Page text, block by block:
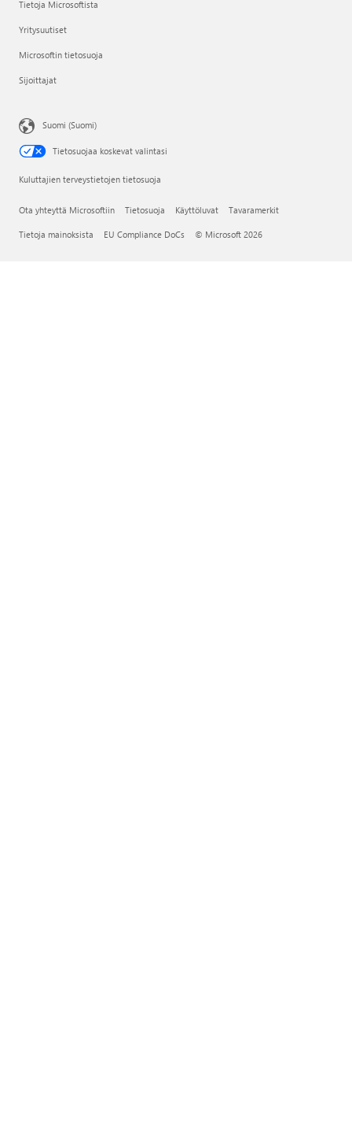
Tietoja Microsoftista
Yritysuutiset
Microsoftin tietosuoja
Sijoittajat
Suomi (Suomi)
Tietosuojaa koskevat valintasi
Kuluttajien terveystietojen tietosuoja
Ota yhteyttä Microsoftiin Tietosuoja Käyttöluvat Tavaramerkit
Tietoja mainoksista EU Compliance DoCs © Microsoft 2026